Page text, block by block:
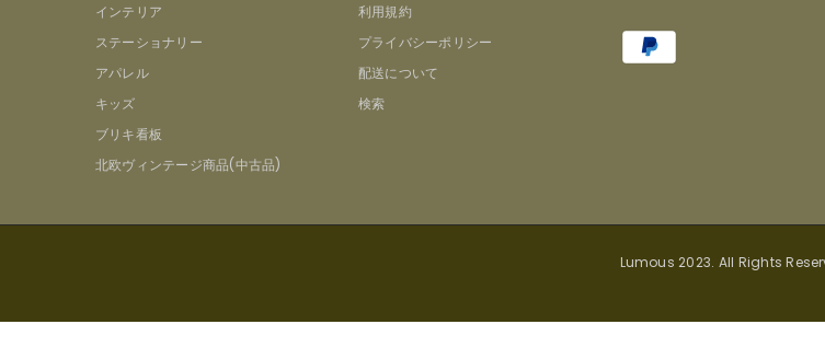
インテリア
ステーショナリー
アパレル
キッズ
ブリキ看板
北欧ヴィンテージ商品(中古品)
利用規約
プライバシーポリシー
配送について
検索
methods
Lumous 2023. All Rights